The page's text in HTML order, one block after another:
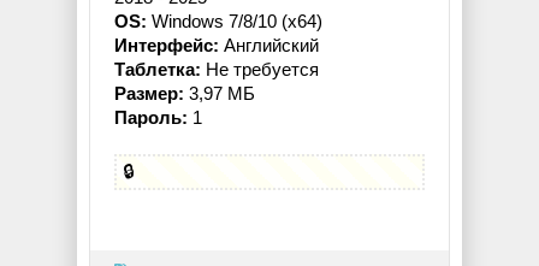
OS: Windows 7/8/10 (x64)
Интерфейс: Английский
Таблетка: Не требуется
Размер: 3,97 МБ
Пароль: 1
🔒